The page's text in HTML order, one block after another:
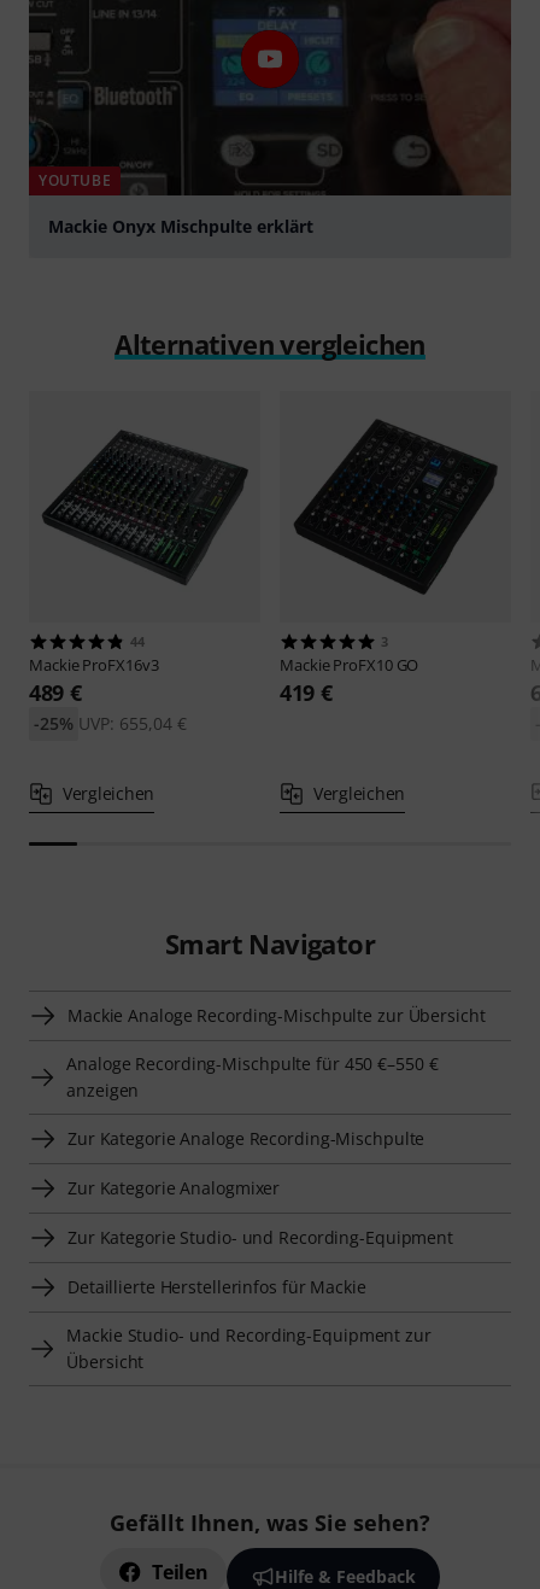
YOUTUBE
Mackie Onyx Mischpulte erklärt
Alternativen vergleichen
44
MackieProFX16v3
489 €
UVP: 655,04 €
-25%
Vergleichen
3
MackieProFX10 GO
419 €
Vergleichen
Smart Navigator
Mackie Analoge Recording-Mischpulte zur Übersicht
Analoge Recording-Mischpulte für 450 €–550 €
anzeigen
Zur Kategorie Analoge Recording-Mischpulte
Zur Kategorie Analogmixer
Zur Kategorie Studio- und Recording-Equipment
Detaillierte Herstellerinfos für Mackie
Mackie Studio- und Recording-Equipment zur
Übersicht
Gefällt Ihnen, was Sie sehen?
Teilen Hilfe & Feedback